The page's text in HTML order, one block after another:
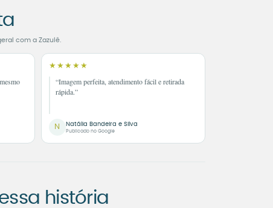
com a Zazulê.
★★★★★
“Imagem perfeita, atendimento fácil e retirada
rápida.”
N Natália Bandeira e Silva
Publicado no Google
história